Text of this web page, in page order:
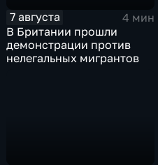
7 августа
4 мин
В Британии прошли
демонстрации против
нелегальных мигрантов